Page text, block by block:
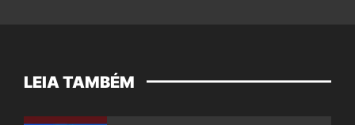
LEIA TAMBÉM